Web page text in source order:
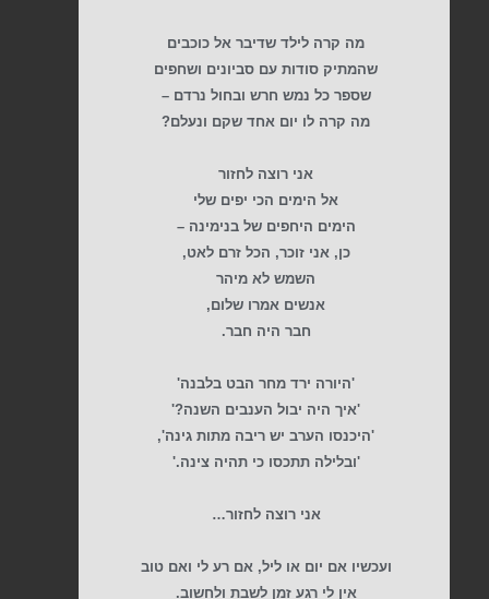
מה קרה לילד שדיבר אל כוכבים
שהמתיק סודות עם סביונים ושחפים
שספר כל נמש חרש ובחול נרדם –
מה קרה לו יום אחד שקם ונעלם?
אני רוצה לחזור
אל הימים הכי יפים שלי
הימים היחפים של בנימינה –
כן, אני זוכר, הכל זרם לאט,
השמש לא מיהר
אנשים אמרו שלום,
חבר היה חבר.
'היורה ירד מחר הבט בלבנה'
'איך היה יבול הענבים השנה?'
'היכנסו הערב יש ריבה מתות גינה',
'ובלילה תתכסו כי תהיה צינה.'
אני רוצה לחזור…
ועכשיו אם יום או ליל, אם רע לי ואם טוב
אין לי רגע זמן לשבת ולחשוב.